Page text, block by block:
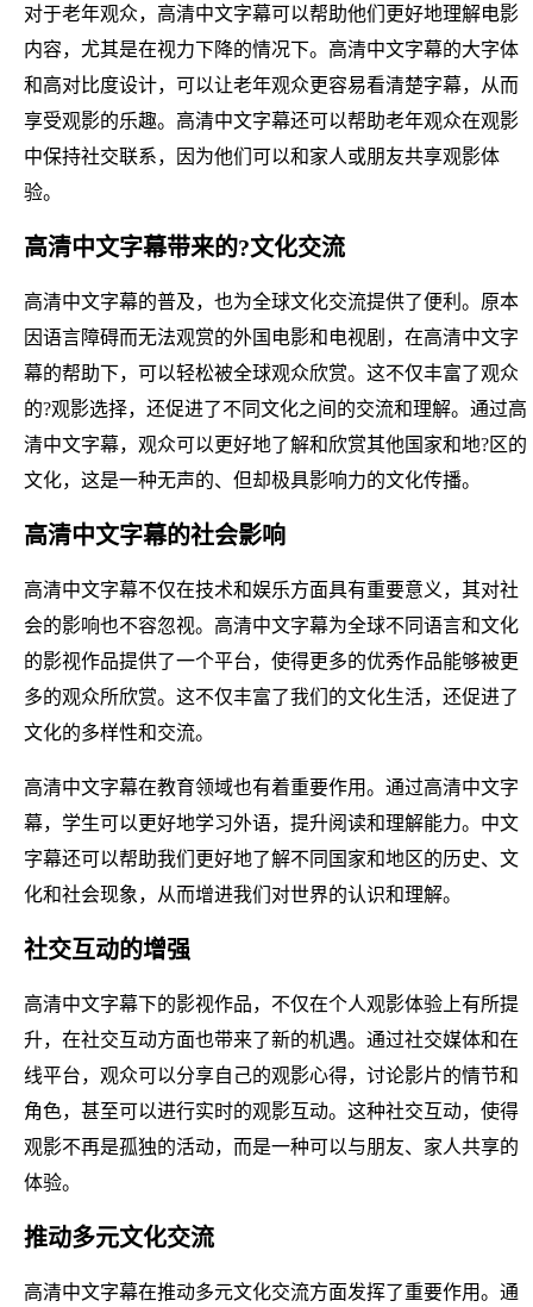
对于老年观众，高清中文字幕可以帮助他们更好地理解电影
内容，尤其是在视力下降的情况下。高清中文字幕的大字体
和高对比度设计，可以让老年观众更容易看清楚字幕，从而
享受观影的乐趣。高清中文字幕还可以帮助老年观众在观影
中保持社交联系，因为他们可以和家人或朋友共享观影体
验。
高清中文字幕带来的?文化交流
高清中文字幕的普及，也为全球文化交流提供了便利。原本
因语言障碍而无法观赏的外国电影和电视剧，在高清中文字
幕的帮助下，可以轻松被全球观众欣赏。这不仅丰富了观众
的?观影选择，还促进了不同文化之间的交流和理解。通过高
清中文字幕，观众可以更好地了解和欣赏其他国家和地?区的
文化，这是一种无声的、但却极具影响力的文化传播。
高清中文字幕的社会影响
高清中文字幕不仅在技术和娱乐方面具有重要意义，其对社
会的影响也不容忽视。高清中文字幕为全球不同语言和文化
的影视作品提供了一个平台，使得更多的优秀作品能够被更
多的观众所欣赏。这不仅丰富了我们的文化生活，还促进了
文化的多样性和交流。
高清中文字幕在教育领域也有着重要作用。通过高清中文字
幕，学生可以更好地学习外语，提升阅读和理解能力。中文
字幕还可以帮助我们更好地了解不同国家和地区的历史、文
化和社会现象，从而增进我们对世界的认识和理解。
社交互动的增强
高清中文字幕下的影视作品，不仅在个人观影体验上有所提
升，在社交互动方面也带来了新的机遇。通过社交媒体和在
线平台，观众可以分享自己的观影心得，讨论影片的情节和
角色，甚至可以进行实时的观影互动。这种社交互动，使得
观影不再是孤独的活动，而是一种可以与朋友、家人共享的
体验。
推动多元文化交流
高清中文字幕在推动多元文化交流方面发挥了重要作用。通